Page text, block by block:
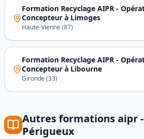
Formation Recyclage AIPR -
Concepteur à Limoges
Haute-Vienne(87)
Formation Recyclage AIPR -
Concepteur à Libourne
Gironde(33)
Autres formationsaipr
Périgueux